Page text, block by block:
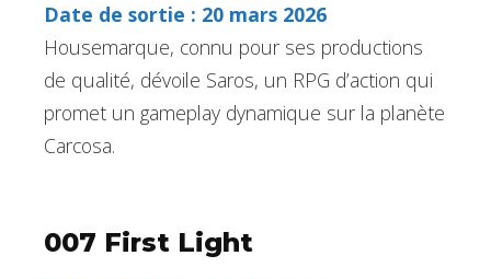
Date de sortie : 20 mars 2026
Housemarque, connu pour ses productions
de qualité, dévoile Saros, un RPG d’action qui
promet un gameplay dynamique sur la planète
Carcosa.
007 First Light